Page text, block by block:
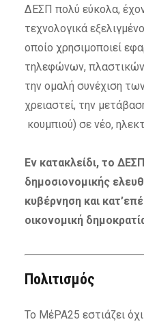
ΔΕΣΠ πολύ εύκολα,
τεχνολογικά
οποίο χρησιμοποιεί
τηλεφώνων,
την ομαλή συνέχιση
χρειαστεί, την
κουμπιού) σε νέο,
Εν κατακλείδι, το
δημοσιονομικής
κυβέρνηση και
οικονομική
Πολιτισμός
Το ΜέΡΑ25 εστιάζει